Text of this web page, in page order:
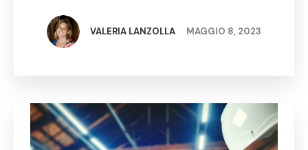
assistenza sanitaria e migliorando la qualità della
cura. Queste tecnologie consentono ai medici di
VALERIA LANZOLLA MAGGIO 8, 2023